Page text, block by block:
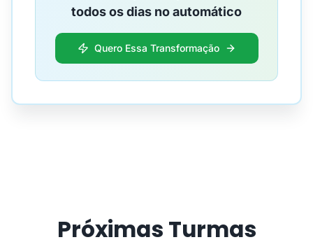
todos os dias no automático
Quero Essa Transformação
Próximas Turmas